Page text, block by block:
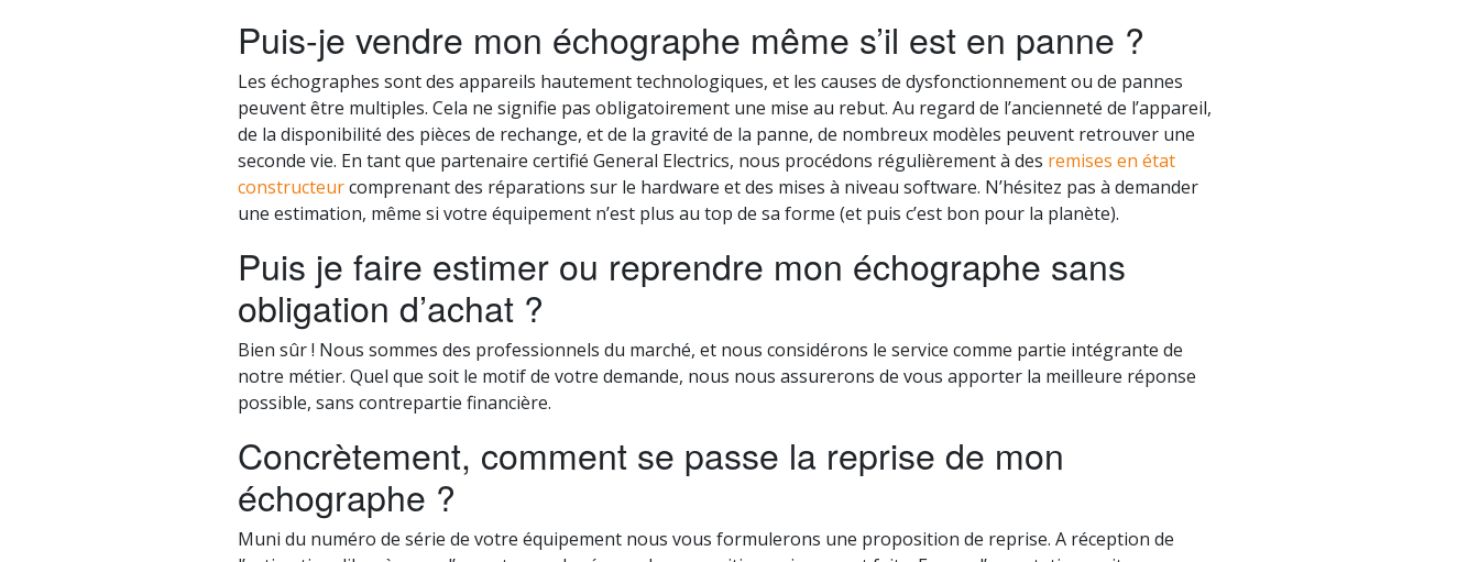
Puis-je vendre mon échographe même s’il est en panne ?
Les échographes sont des appareils hautement technologiques, et les causes de dysfonctionnement ou de pannes
peuvent être multiples. Cela ne signifie pas obligatoirement une mise au rebut. Au regard de l’ancienneté de l’appareil,
de la disponibilité des pièces de rechange, et de la gravité de la panne, de nombreux modèles peuvent retrouver une
seconde vie. En tant que partenaire certifié General Electrics, nous procédons régulièrement à des remises en état
constructeurcomprenant des réparations sur le hardware et des mises à niveau software. N’hésitez pas à demander
une estimation, même si votre équipement n’est plus au top de sa forme (et puis c’est bon pour la planète).
Puis je faire estimer ou reprendre mon échographe sans
obligation d’achat ?
Bien sûr ! Nous sommes des professionnels du marché, et nous considérons le service comme partie intégrante de
notre métier. Quel que soit le motif de votre demande, nous nous assurerons de vous apporter la meilleure réponse
possible, sans contrepartie financière.
Concrètement, comment se passe la reprise de mon
échographe ?
Muni du numéro de série de votre équipement nous vous formulerons une proposition de reprise. A réception de